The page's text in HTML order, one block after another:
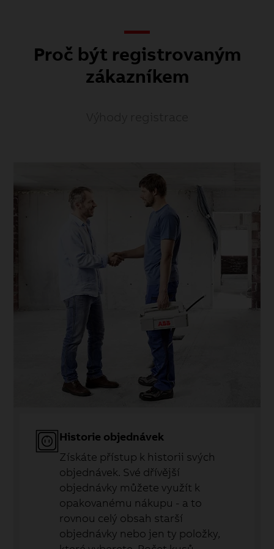
Proč být registrovaným
zákazníkem
Historie objednávek
Získáte přístup k historii svých
objednávek. Své dřívější
objednávky můžete využít k
opakovanému nákupu - a to
rovnou celý obsah starší
objednávky nebo jen ty položky,